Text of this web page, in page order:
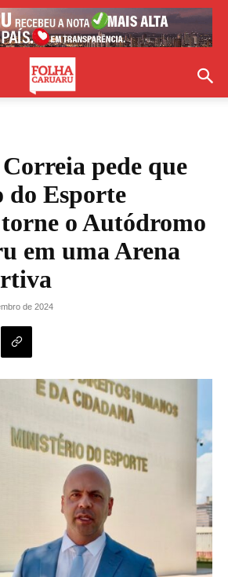
pede que
Esporte
o Autódromo
em uma Arena
de 2024